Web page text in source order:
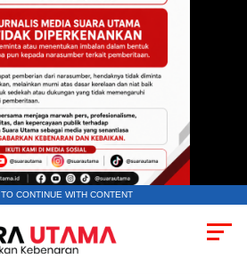
CONTINUE WITH CONTENT